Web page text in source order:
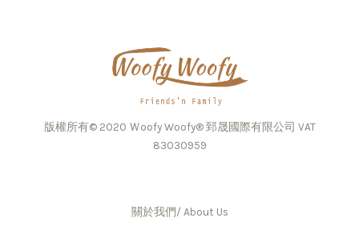
版權所有© 2020 Ｗoofy Woofy® 郅晟國際有限公司 VAT
83030959
關於我們/ About Us